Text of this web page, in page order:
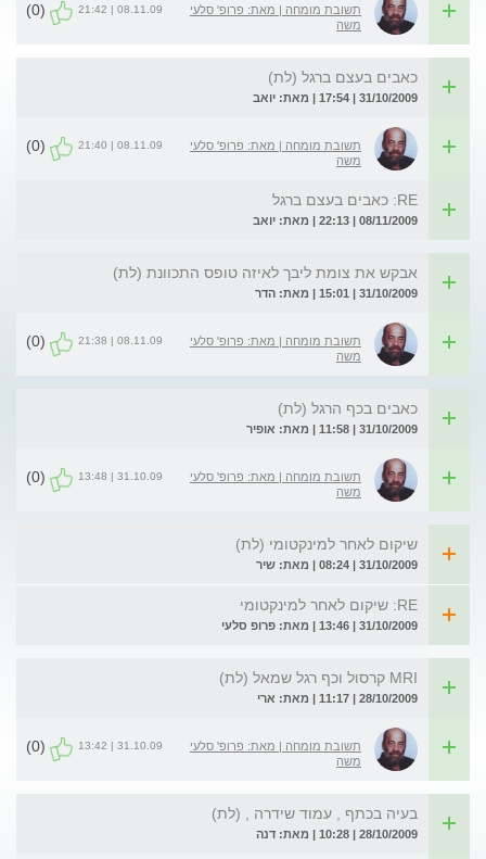
תשובת מומחה | מאת: פרופ' סלעי
משה
08.11.09 | 21:42
(0)
כאבים בעצם ברגל (לת)
31/10/2009 | 17:54 | מאת: יואב
תשובת מומחה | מאת: פרופ' סלעי
משה
08.11.09 | 21:40
(0)
RE: כאבים בעצם ברגל
08/11/2009 | 22:13 | מאת: יואב
אבקש את צומת ליבך לאיזה טופס התכוונת (לת)
31/10/2009 | 15:01 | מאת: הדר
תשובת מומחה | מאת: פרופ' סלעי
משה
08.11.09 | 21:38
(0)
כאבים בכף הרגל (לת)
31/10/2009 | 11:58 | מאת: אופיר
תשובת מומחה | מאת: פרופ' סלעי
משה
31.10.09 | 13:48
(0)
שיקום לאחר למינקטומי (לת)
31/10/2009 | 08:24 | מאת: שיר
RE: שיקום לאחר למינקטומי
31/10/2009 | 13:46 | מאת: פרופ סלעי
MRI קרסול וכף רגל שמאל (לת)
28/10/2009 | 11:17 | מאת: ארי
תשובת מומחה | מאת: פרופ' סלעי
משה
31.10.09 | 13:42
(0)
בעיה בכתף , עמוד שידרה , (לת)
28/10/2009 | 10:28 | מאת: דנה